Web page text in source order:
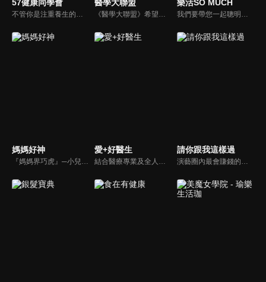
57健康同學會 醫學大聯盟 樂活SO MUCH
媽媽好神
『媽媽界巧虎』─小兒科醫師黃瑽寧，『國民媽媽』─鍾欣凌，兩人領軍擁有十八般武藝的好神媽媽團，為全台媽媽們發聲，所有育兒新知，家庭秘辛，全家大小健康，都會在《媽媽好神》一一解惑！
愛+好醫生
結合醫療專業及全人關懷的新型態節目，主持人黃瑽寧醫師親訪家庭，跨領域醫療顧問團全方位檢視，提供最完整、實用和正確的資訊來守護孩子的健康。
請你跟我這樣過
演藝圈內最會賺錢的侯昌明，以親身經歷教你理財；採訪經歷豐沛的黃文華，把所見所聞通通報你哉。不論是理財知識、兩性問題、生活資訊，完全貼近市井小民的所需所求，保證讓你生活過更好！